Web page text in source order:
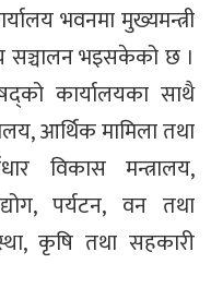
भवनमा मुख्यमन्त्री
सञ्चालन भइसकेको छ ।
कार्यालयका साथै
आर्थिक मामिला तथा
विकास मन्त्रालय,
पर्यटन, वन तथा
कृषि तथा सहकारी